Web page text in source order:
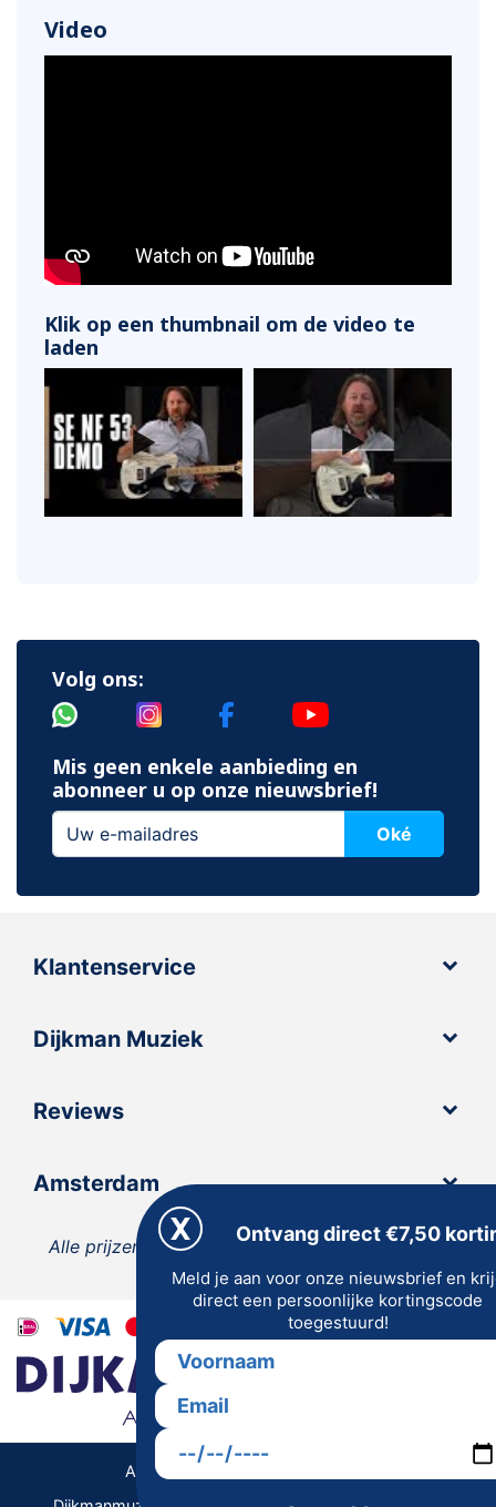
Video
Klik op een thumbnail om de video te
laden
Volg ons:
Mis geen enkele aanbieding en
abonneer u op onze nieuwsbrief!
Oké
Klantenservice
Dijkman Muziek
Reviews
Amsterdam
Alle prijzen zijn inclusief 21% BTW, tenzij anders
vermeld.
Algemene Voorwaarden | Privacy
Ontvang direct €7,50
Meld je aan voor onze nieuwsbrief en
direct een persoonlijke kortingscode
toegestuurd!